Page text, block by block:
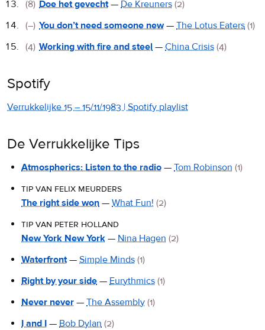
(8) Doe het gevecht— De Kreuners (2)
(–) You don’t need someone new— The Lotus Eaters (1)
(4) Working with fire and steel — China Crisis (4)
Spotify
Verrukkelijke 15 – 15/11/1983 | Spotify playlist
De Verrukkelijke Tips
Atmospherics: Listen to the radio — Tom Robinson (1)
tip van felix meurders
The right side won — What Fun! (2)
tip van peter holland
New York New York — Nina Hagen (2)
Waterfront— Simple Minds (1)
Right by your side — Eurythmics (1)
Never never — The Assembly (1)
I and I — Bob Dylan (2)